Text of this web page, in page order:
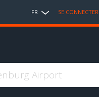
FR SE CONNECTER